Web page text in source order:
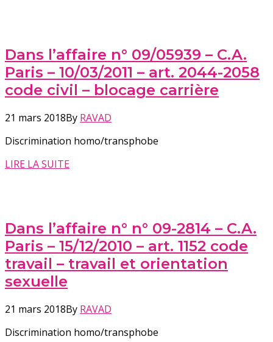
Dans l’affaire n° 09/05939 – C.A.
Paris – 10/03/2011 – art. 2044-2058
code civil – blocage carrière
21 mars 2018By RAVAD
Discrimination homo/transphobe
LIRE LA SUITE
Dans l’affaire n° n° 09-2814 – C.A.
Paris – 15/12/2010 – art. 1152 code
travail – travail et orientation
sexuelle
21 mars 2018By RAVAD
Discrimination homo/transphobe